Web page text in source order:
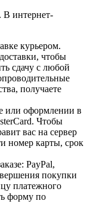
В интернет-
курьером.
чтобы
сдачу с любой
получаете
или оформлении в
Чтобы
вас на сервер
номер карты, срок
PayPal,
покупки
платежного
форму по